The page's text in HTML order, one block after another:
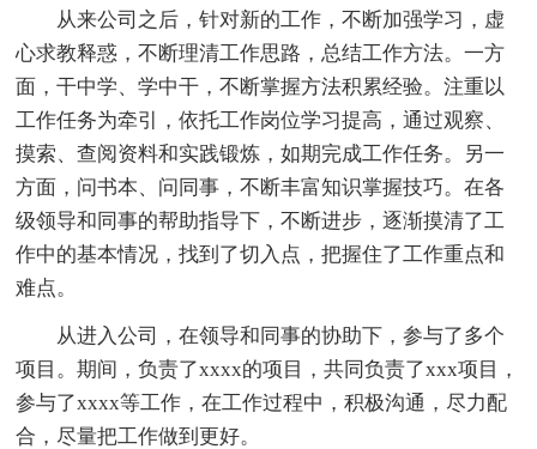
从来公司之后，针对新的工作，不断加强学习，虚
心求教释惑，不断理清工作思路，总结工作方法。一方
面，干中学、学中干，不断掌握方法积累经验。注重以
工作任务为牵引，依托工作岗位学习提高，通过观察、
摸索、查阅资料和实践锻炼，如期完成工作任务。另一
方面，问书本、问同事，不断丰富知识掌握技巧。在各
级领导和同事的帮助指导下，不断进步，逐渐摸清了工
作中的基本情况，找到了切入点，把握住了工作重点和
难点。
从进入公司，在领导和同事的协助下，参与了多个
项目。期间，负责了xxxx的项目，共同负责了xxx项目，
参与了xxxx等工作，在工作过程中，积极沟通，尽力配
合，尽量把工作做到更好。